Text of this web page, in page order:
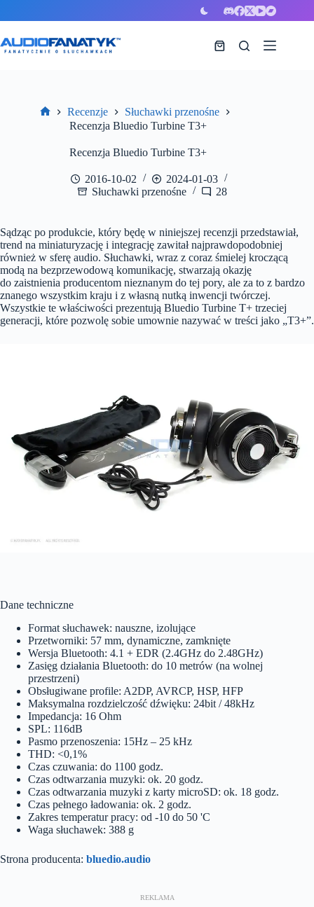
Koszyk
Strona
Recenzje
Słuchawki przenośne
Recenzja Bluedio Turbine T3+
Recenzja Bluedio Turbine T3+
2016-10-02
2024-01-03
Słuchawki przenośne
28
Sądząc po produkcie, który będę w niniejszej recenzji przedstawiał,
trend na miniaturyzację i integrację zawitał najprawdopodobniej
również w sferę audio. Słuchawki, wraz z coraz śmielej kroczącą
modą na bezprzewodową komunikację, stwarzają okazję
do zaistnienia producentom nieznanym do tej pory, ale za to z bardzo
znanego wszystkim kraju i z własną nutką inwencji twórczej.
Wszystkie te właściwości prezentują Bluedio Turbine T+ trzeciej
generacji, które pozwolę sobie umownie nazywać w treści jako „T3+”.
Dane techniczne
Format słuchawek: nauszne, izolujące
Przetworniki: 57 mm, dynamiczne, zamknięte
Wersja Bluetooth: 4.1 + EDR (2.4GHz do 2.48GHz)
Zasięg działania Bluetooth: do 10 metrów (na wolnej
przestrzeni)
Obsługiwane profile: A2DP, AVRCP, HSP, HFP
Maksymalna rozdzielczość dźwięku: 24bit / 48kHz
Impedancja: 16 Ohm
SPL: 116dB
Pasmo przenoszenia: 15Hz – 25 kHz
THD: <0,1%
Czas czuwania: do 1100 godz.
Czas odtwarzania muzyki: ok. 20 godz.
Czas odtwarzania muzyki z karty microSD: ok. 18 godz.
Czas pełnego ładowania: ok. 2 godz.
Zakres temperatur pracy: od -10 do 50 'C
Waga słuchawek: 388 g
Strona producenta: bluedio.audio